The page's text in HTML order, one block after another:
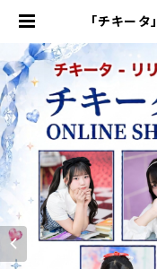
「チキータ